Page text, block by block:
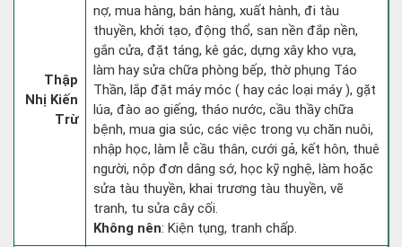
Thập
Nhị Kiến
Trừ
nợ, mua hàng, bán hàng, xuất hành, đi tàu
thuyền, khởi tạo, động thổ, san nền đắp nền,
gắn cửa, đặt táng, kê gác, dựng xây kho vựa,
làm hay sửa chữa phòng bếp, thờ phụng Táo
Thần, lắp đặt máy móc ( hay các loại máy ), gặt
lúa, đào ao giếng, tháo nước, cầu thầy chữa
bệnh, mua gia súc, các việc trong vụ chăn nuôi,
nhập học, làm lễ cầu thân, cưới gả, kết hôn, thuê
người, nộp đơn dâng sớ, học kỹ nghệ, làm hoặc
sửa tàu thuyền, khai trương tàu thuyền, vẽ
tranh, tu sửa cây cối.
Không nên: Kiện tụng, tranh chấp.